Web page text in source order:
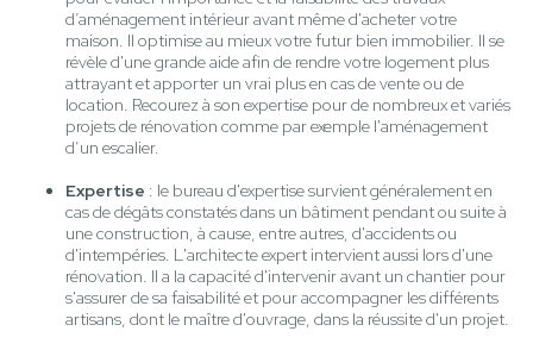
d’aménagement intérieur avant même d'acheter votre
maison. Il optimise au mieux votre futur bien immobilier. Il se
révèle d'une grande aide afin de rendre votre logement plus
attrayant et apporter un vrai plus en cas de vente ou de
location. Recourez à son expertise pour de nombreux et variés
projets de rénovation comme par exemple l'aménagement
d’un escalier.
Expertise : le bureau d'expertise survient généralement en
cas de dégâts constatés dans un bâtiment pendant ou suite à
une construction, à cause, entre autres, d'accidents ou
d'intempéries. L'architecte expert intervient aussi lors d'une
rénovation. Il a la capacité d'intervenir avant un chantier pour
s'assurer de sa faisabilité et pour accompagner les différents
artisans, dont le maître d'ouvrage, dans la réussite d'un projet.